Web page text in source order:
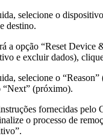
selecione o
destino.
a opção “Reset Device
e excluir dados),
selecione o
“Next” (próximo).
fornecidas pelo
o processo de